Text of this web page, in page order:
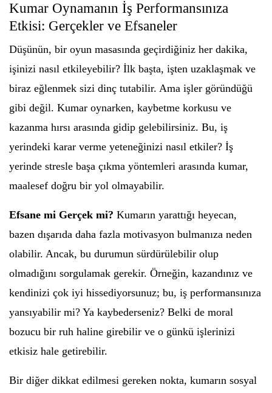
Kumar Oynamanın İş Performansınıza
Etkisi: Gerçekler ve Efsaneler
Düşünün, bir oyun masasında geçirdiğiniz her dakika,
işinizi nasıl etkileyebilir? İlk başta, işten uzaklaşmak ve
biraz eğlenmek sizi dinç tutabilir. Ama işler göründüğü
gibi değil. Kumar oynarken, kaybetme korkusu ve
kazanma hırsı arasında gidip gelebilirsiniz. Bu, iş
yerindeki karar verme yeteneğinizi nasıl etkiler? İş
yerinde stresle başa çıkma yöntemleri arasında kumar,
maalesef doğru bir yol olmayabilir.
Efsane mi Gerçek mi? Kumarın yarattığı heyecan,
bazen dışarıda daha fazla motivasyon bulmanıza neden
olabilir. Ancak, bu durumun sürdürülebilir olup
olmadığını sorgulamak gerekir. Örneğin, kazandınız ve
kendinizi çok iyi hissediyorsunuz; bu, iş performansınıza
yansıyabilir mi? Ya kaybederseniz? Belki de moral
bozucu bir ruh haline girebilir ve o günkü işlerinizi
etkisiz hale getirebilir.
Bir diğer dikkat edilmesi gereken nokta, kumarın sosyal